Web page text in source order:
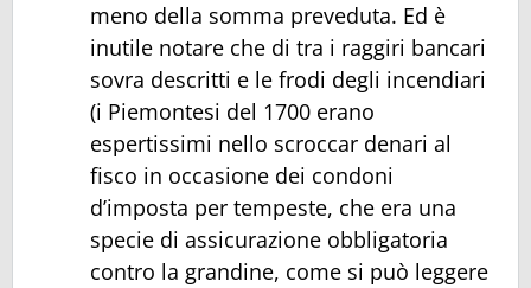
meno della somma preveduta. Ed è
inutile notare che di tra i raggiri bancari
sovra descritti e le frodi degli incendiari
(i Piemontesi del 1700 erano
espertissimi nello scroccar denari al
fisco in occasione dei condoni
d’imposta per tempeste, che era una
specie di assicurazione obbligatoria
contro la grandine, come si può leggere